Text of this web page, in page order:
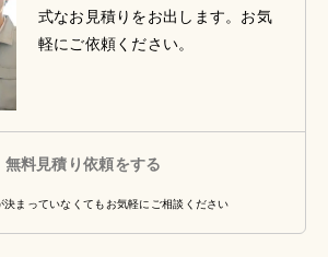
式なお見積りをお出します。お気
軽にご依頼ください。
無料見積り依頼をする
決まっていなくてもお気軽にご相談ください